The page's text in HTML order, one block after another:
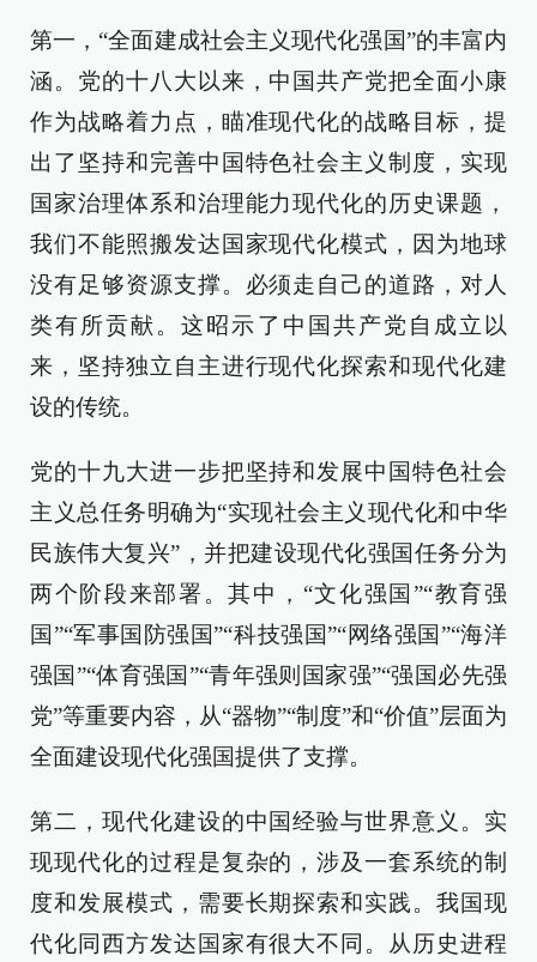
第一，“全面建成社会主义现代化强国”的丰富内
涵。党的十八大以来，中国共产党把全面小康
作为战略着力点，瞄准现代化的战略目标，提
出了坚持和完善中国特色社会主义制度，实现
国家治理体系和治理能力现代化的历史课题，
我们不能照搬发达国家现代化模式，因为地球
没有足够资源支撑。必须走自己的道路，对人
类有所贡献。这昭示了中国共产党自成立以
来，坚持独立自主进行现代化探索和现代化建
设的传统。
党的十九大进一步把坚持和发展中国特色社会
主义总任务明确为“实现社会主义现代化和中华
民族伟大复兴”，并把建设现代化强国任务分为
两个阶段来部署。其中，“文化强国”“教育强
国”“军事国防强国”“科技强国”“网络强国”“海洋
强国”“体育强国”“青年强则国家强”“强国必先强
党”等重要内容，从“器物”“制度”和“价值”层面为
全面建设现代化强国提供了支撑。
第二，现代化建设的中国经验与世界意义。实
现现代化的过程是复杂的，涉及一套系统的制
度和发展模式，需要长期探索和实践。我国现
代化同西方发达国家有很大不同。从历史进程